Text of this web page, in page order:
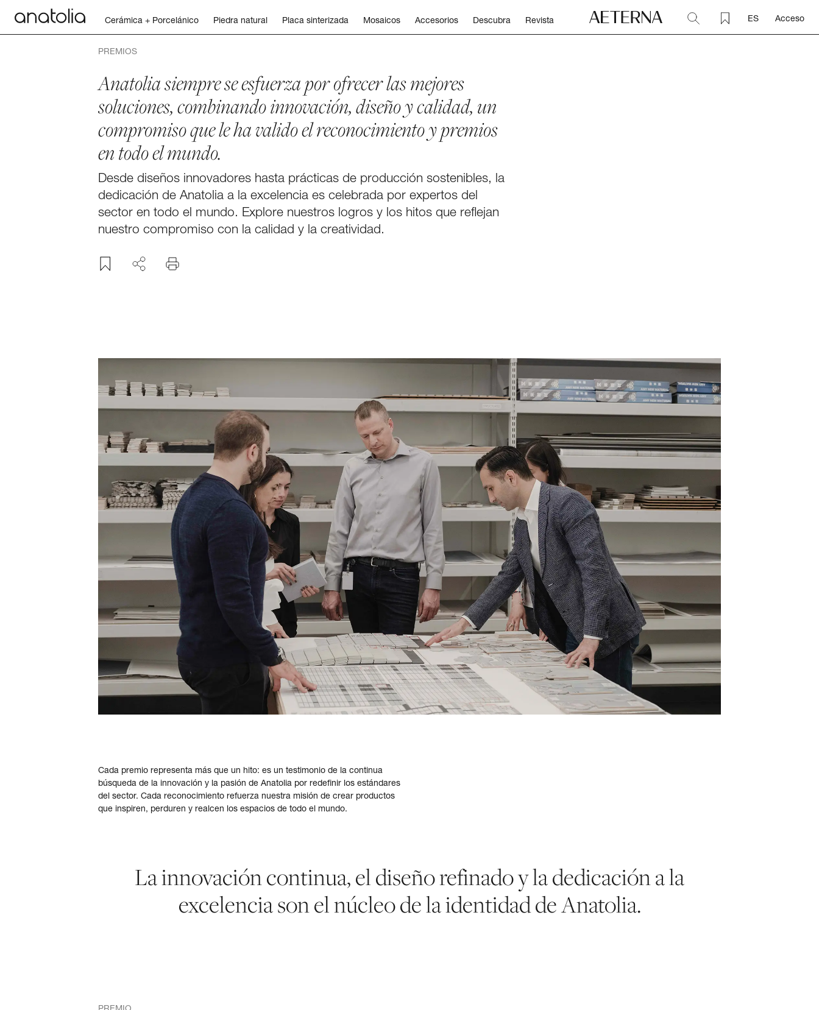
Cerámica + Porcelánico Piedra natural Placa sinterizada Mosaicos Accesorios Descubra Revista ES Acceso
Cerámica + Porcelánico
PREMIOS
Anatolia siempre se esfuerza por ofrecer las mejores
soluciones, combinando innovación, diseño y calidad, un
compromiso que le ha valido el reconocimiento y premios
en todo el mundo.
Desde diseños innovadores hasta prácticas de producción sostenibles, la
dedicación de Anatolia a la excelencia es celebrada por expertos del
sector en todo el mundo. Explore nuestros logros y los hitos que reflejan
nuestro compromiso con la calidad y la creatividad.
FACEBOOK
PINTEREST
LINKEDIN
Cada premio representa más que un hito: es un testimonio de la continua
búsqueda de la innovación y la pasión de Anatolia por redefinir los estándares
del sector. Cada reconocimiento refuerza nuestra misión de crear productos
que inspiren, perduren y realcen los espacios de todo el mundo.
La innovación continua, el diseño refinado y la dedicación a la
excelencia son el núcleo de la identidad de Anatolia.